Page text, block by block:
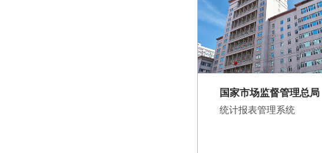
国家市场监督管理总局
统计报表管理系统